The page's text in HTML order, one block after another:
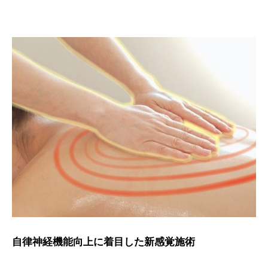
自律神経機能向上に着目した新感覚施術